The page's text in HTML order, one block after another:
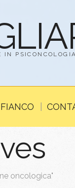
IN PSICONCOLOGIA
oncologica"